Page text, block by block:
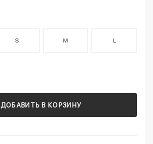
S M L
ДОБАВИТЬ В КОРЗИНУ